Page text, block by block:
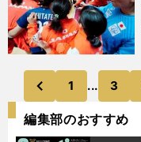
前
1 ... 3
編集部のおすすめ